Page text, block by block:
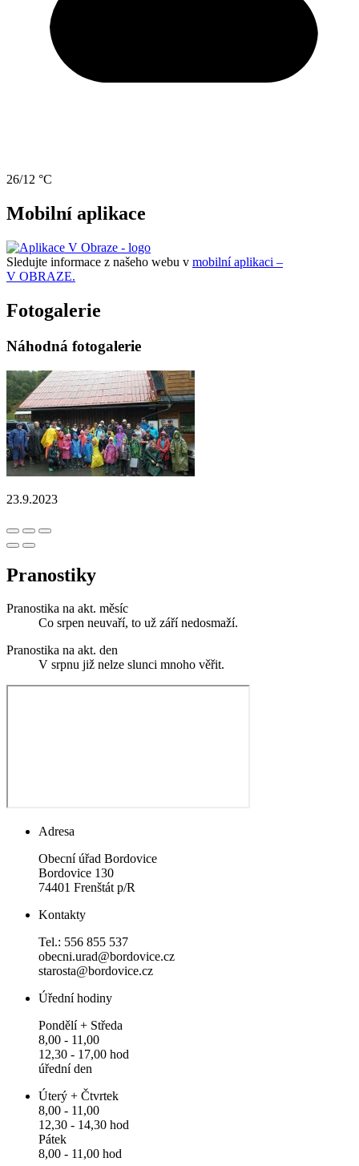
26/12 °C
Mobilní aplikace
Sledujte informace z našeho webu v mobilní aplikaci –
V OBRAZE.
Fotogalerie
Náhodná fotogalerie
23.9.2023
Pranostiky
Pranostika na akt. měsíc
Co srpen neuvaří, to už září nedosmaží.
Pranostika na akt. den
V srpnu již nelze slunci mnoho věřit.
Adresa
Obecní úřad Bordovice
Bordovice 130
74401 Frenštát p/R
Kontakty
Tel.: 556 855 537
obecni.urad@bordovice.cz
starosta@bordovice.cz
Úřední hodiny
Pondělí + Středa
8,00 - 11,00
12,30 - 17,00 hod
úřední den
Úterý + Čtvrtek
8,00 - 11,00
12,30 - 14,30 hod
Pátek
8,00 - 11,00 hod